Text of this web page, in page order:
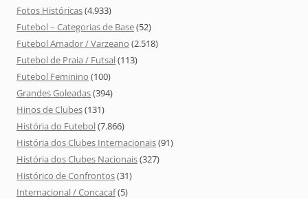
Fotos Históricas(4.933)
Futebol – Categorias de Base(52)
Futebol Amador / Varzeano (2.518)
Futebol de Praia / Futsal(113)
Futebol Feminino (100)
Grandes Goleadas(394)
Hinos de Clubes(131)
História do Futebol(7.866)
História dos Clubes Internacionais(91)
História dos Clubes Nacionais(327)
Histórico de Confrontos(31)
Internacional / Concacaf(5)